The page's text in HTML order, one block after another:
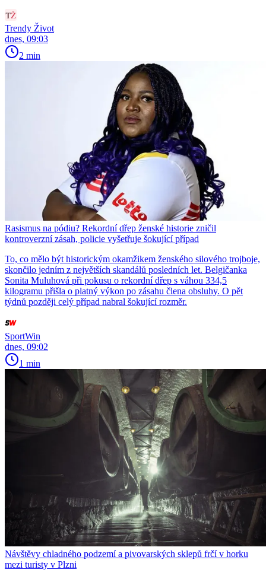
Trendy Život
dnes, 09:03
2 min
Rasismus na pódiu? Rekordní dřep ženské historie zničil
kontroverzní zásah, policie vyšetřuje šokující případ
To, co mělo být historickým okamžikem ženského silového trojboje,
skončilo jedním z největších skandálů posledních let. Belgičanka
Sonita Muluhová při pokusu o rekordní dřep s váhou 334,5
kilogramu přišla o platný výkon po zásahu člena obsluhy. O pět
týdnů později celý případ nabral šokující rozměr.
SportWin
dnes, 09:02
1 min
Návštěvy chladného podzemí a pivovarských sklepů frčí v horku
mezi turisty v Plzni